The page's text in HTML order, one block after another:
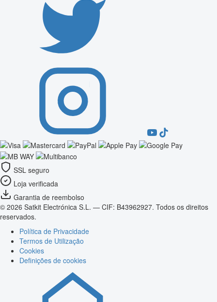
SSL seguro
Loja verificada
Garantia de reembolso
© 2026 Satkit Electrónica S.L. — CIF: B43962927. Todos os direitos
reservados.
Política de Privacidade
Termos de Utilização
Cookies
Definições de cookies